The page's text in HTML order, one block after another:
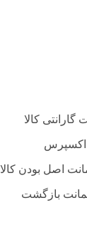
کالا
اکسپرس
اصل بودن کالا